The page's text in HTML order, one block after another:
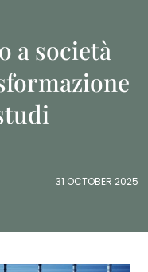
a società
31 OCTOBER 2025